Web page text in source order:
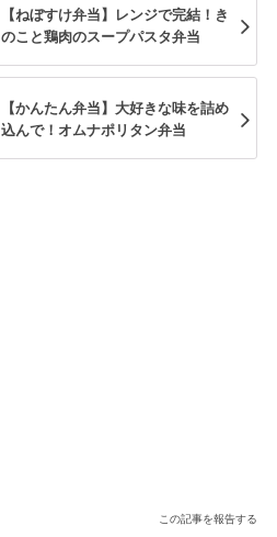
【ねぼすけ弁当】レンジで完結！き
のこと鶏肉のスープパスタ弁当
【かんたん弁当】大好きな味を詰め
込んで！オムナポリタン弁当
この記事を報告する